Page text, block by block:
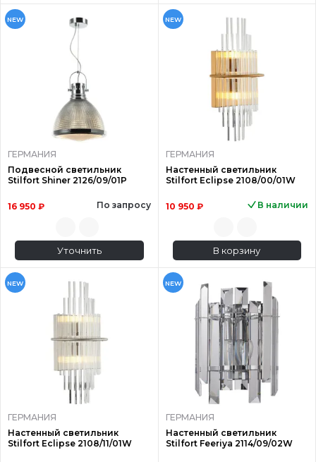
NEW
ГЕРМАНИЯ
Подвесной светильник
Stilfort Shiner 2126/09/01P
16 950 ₽ По запросу
Уточнить
NEW
ГЕРМАНИЯ
Настенный светильник
Stilfort Eclipse 2108/00/01W
10 950 ₽ В наличии
В корзину
NEW
ГЕРМАНИЯ
Настенный светильник
Stilfort Eclipse 2108/11/01W
NEW
ГЕРМАНИЯ
Настенный светильник
Stilfort Feeriya 2114/09/02W